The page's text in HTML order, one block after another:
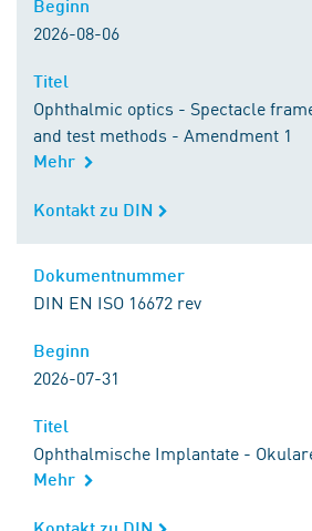
2026-08-06
Titel
Ophthalmic optics - Spectacle
and test methods - Amendment 1
Mehr
Kontakt zu DIN
Kontakt zu DIN
Dokumentnummer
DIN EN ISO 16672 rev
Beginn
2026-07-31
Titel
Ophthalmische Implantate -
Mehr
Kontakt zu DIN